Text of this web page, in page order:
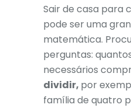
Sair de casa para
pode ser uma
matemática.
perguntas:
necessários
dividir, por
família de quatro